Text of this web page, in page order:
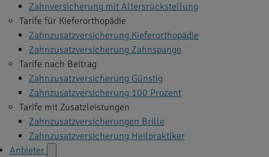
Zahnversicherung mit Altersrückstellung
Tarife für Kieferorthopädie
Zahnzusatzversicherung Kieferorthopädie
Zahnzusatzversicherung Zahnspange
Tarife nach Beitrag
Zahnzusatzversicherung Günstig
Zahnzusatzversicherung 100 Prozent
Tarife mit Zusatzleistungen
Zahnzusatzversicherungen Brille
Zahnzusatzversicherung Heilpraktiker
Anbieter